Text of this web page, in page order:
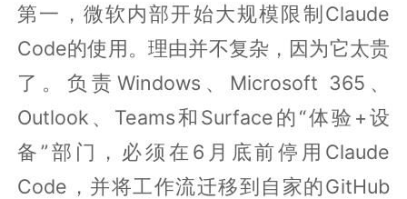
第一，微软内部开始大规模限制Claude
Code的使用。理由并不复杂，因为它太贵
了。负责Windows、Microsoft 365、
Outlook、Teams和Surface的“体验+设
备”部门，必须在6月底前停用Claude
Code，并将工作流迁移到自家的GitHub